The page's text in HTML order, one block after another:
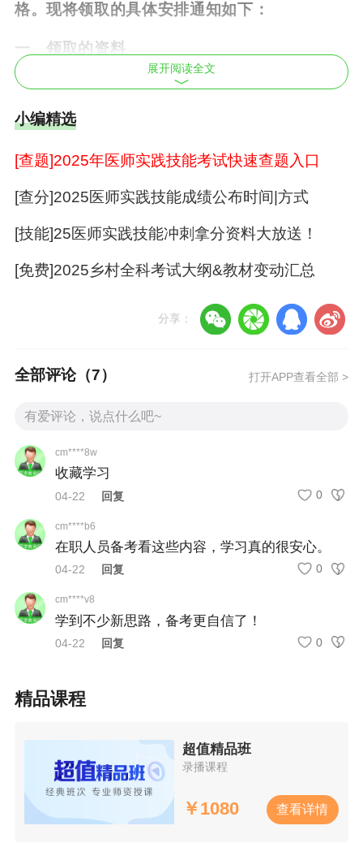
格。现将领取的具体安排通知如下：
一、领取的资料
（一）《医师资格证书》
（二）《医师资格考试报名暨授予医师资格申
请表》
（三）《授予医师资格审核表》
二、领取的方式
（一）邮寄领取
为方便考生，可通过中国邮政快递EMS办理证
件邮寄业务，请填写【腾讯文档】2025年度取
S1dKZFhy（腾讯文档小程序二维码附后）
理取证邮寄，
话、 收件地址
号。证件将以邮政快递到付形式进行邮寄，邮
政人员每周四至考点统一取证（暂定
始），取证日起5日内未收到证书，可联系邮政
工作人员：朱经理18075127611，范经
理19313150628咨询。请
腾讯文档收集表申请邮寄。（自收到通知日起
可提交邮寄信息）
展开阅读全文
小编精选
[查题]2025年医师实践技能考试快速查题入口
[查分]2025医师实践技能成绩公布时间|方式
[技能]25医师实践技能冲刺拿分资料大放送！
[免费]2025乡村全科考试大纲&教材变动汇总
分享：
全部评论（7） 打开APP查看全部 >
cm****8w
收藏学习
04-22 回复 0
cm****b6
在职人员备考看这些内容，学习真的很安心。
04-22 回复 0
cm****v8
学到不少新思路，备考更自信了！
04-22 回复 0
精品课程
超值精品班
录播课程
￥1080 查看详情